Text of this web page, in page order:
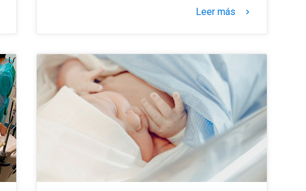
Leer más keyboard_arrow_right